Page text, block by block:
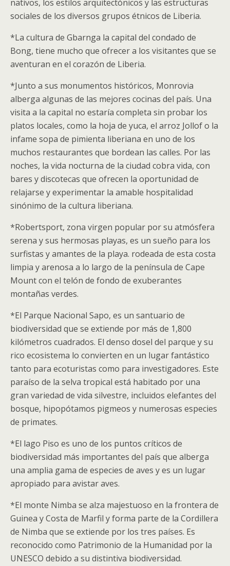
nativos, los estilos arquitectónicos y las estructuras
sociales de los diversos grupos étnicos de Liberia.
*La cultura de Gbarnga la capital del condado de
Bong, tiene mucho que ofrecer a los visitantes que se
aventuran en el corazón de Liberia.
*Junto a sus monumentos históricos, Monrovia
alberga algunas de las mejores cocinas del país. Una
visita a la capital no estaría completa sin probar los
platos locales, como la hoja de yuca, el arroz Jollof o la
infame sopa de pimienta liberiana en uno de los
muchos restaurantes que bordean las calles. Por las
noches, la vida nocturna de la ciudad cobra vida, con
bares y discotecas que ofrecen la oportunidad de
relajarse y experimentar la amable hospitalidad
sinónimo de la cultura liberiana.
*Robertsport, zona virgen popular por su atmósfera
serena y sus hermosas playas, es un sueño para los
surfistas y amantes de la playa. rodeada de esta costa
limpia y arenosa a lo largo de la península de Cape
Mount con el telón de fondo de exuberantes
montañas verdes.
*El Parque Nacional Sapo, es un santuario de
biodiversidad que se extiende por más de 1,800
kilómetros cuadrados. El denso dosel del parque y su
rico ecosistema lo convierten en un lugar fantástico
tanto para ecoturistas como para investigadores. Este
paraíso de la selva tropical está habitado por una
gran variedad de vida silvestre, incluidos elefantes del
bosque, hipopótamos pigmeos y numerosas especies
de primates.
*El lago Piso es uno de los puntos críticos de
biodiversidad más importantes del país que alberga
una amplia gama de especies de aves y es un lugar
apropiado para avistar aves.
*El monte Nimba se alza majestuoso en la frontera de
Guinea y Costa de Marfil y forma parte de la Cordillera
de Nimba que se extiende por los tres países. Es
reconocido como Patrimonio de la Humanidad por la
UNESCO debido a su distintiva biodiversidad.